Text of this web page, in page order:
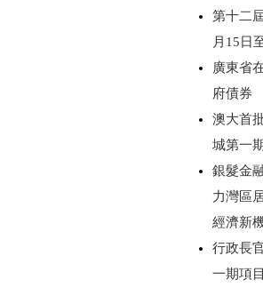
第十二
月15日
廣東省
府債券
澳大首
城第一
銀髮金
力灣區
經濟新
行政長
一期項